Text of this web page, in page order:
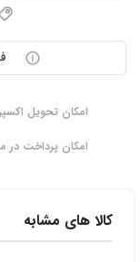
امکان تحویل
امکان پرداخت در
کالا های مشابه